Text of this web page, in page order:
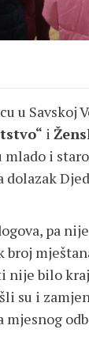
u Savskoj
i
mlado i
pa
nije bilo
su i